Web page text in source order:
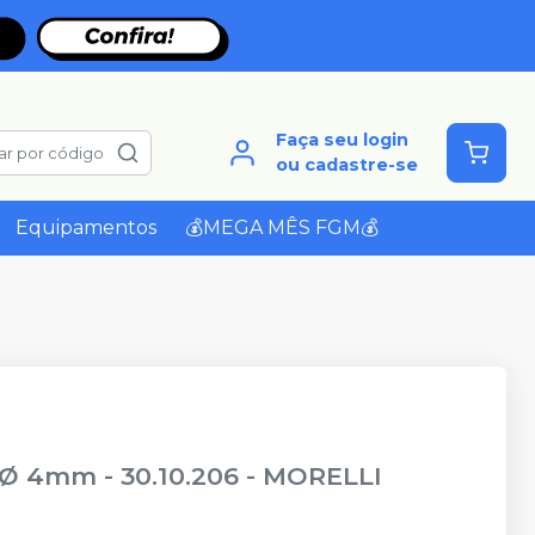
por código
Faça seu login
ou cadastre-se
Equipamentos 💰MEGA MÊS FGM💰
4mm - 30.10.206 - MORELLI